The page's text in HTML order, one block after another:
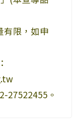
有限，如申
27522455。